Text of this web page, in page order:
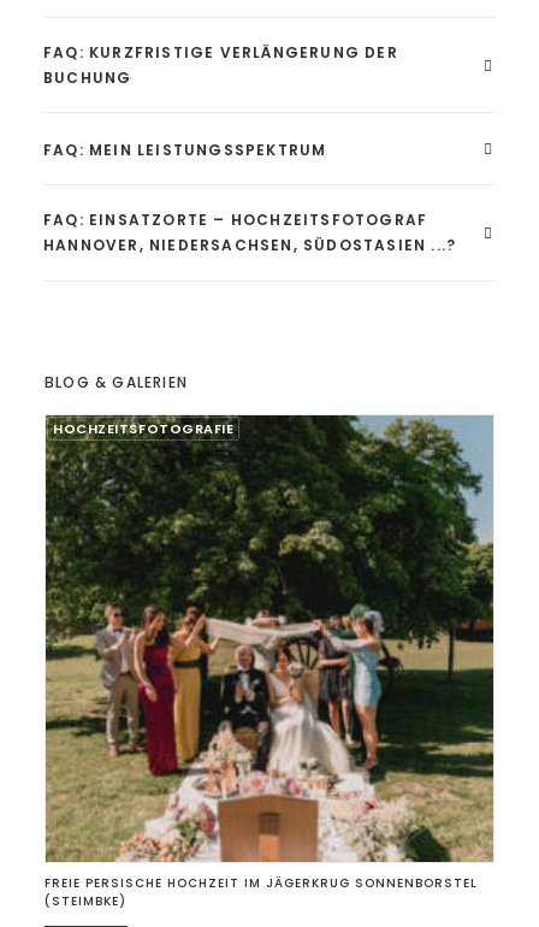
FAQ: KURZFRISTIGE VERLÄNGERUNG DER
BUCHUNG
FAQ: MEIN LEISTUNGSSPEKTRUM
FAQ: EINSATZORTE – HOCHZEITSFOTOGRAF
HANNOVER, NIEDERSACHSEN, SÜDOSTASIEN ...?
BLOG & GALERIEN
HOCHZEITSFOTOGRAFIE
FREIE PERSISCHE HOCHZEIT IM JÄGERKRUG SONNENBORSTEL
(STEIMBKE)